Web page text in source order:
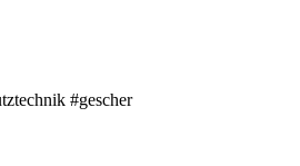
#gescher